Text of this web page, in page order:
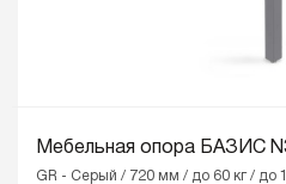
Мебельная опора БАЗИС
GR - Серый / 720 мм / до 60 кг / до